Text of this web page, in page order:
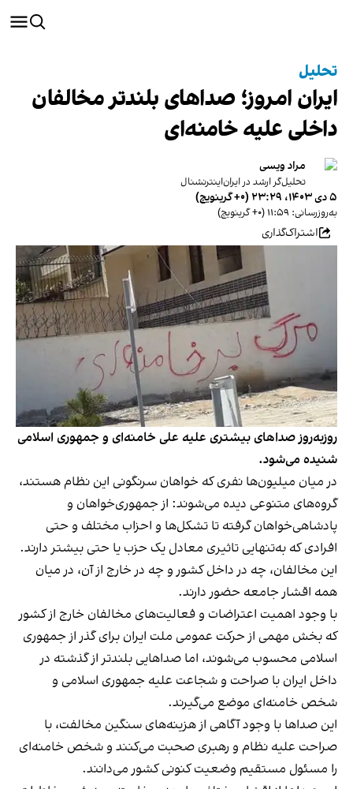
تحلیل
ایران امروز؛ صداهای بلندتر مخالفان
داخلی علیه خامنه‌ای
مراد ویسی
تحلیل‌گر ارشد در ایران‌اینترنشنال
۵ دی ۱۴۰۳، ۲۳:۲۹ (‎+۰ گرینویچ)
به‌روزرسانی: ۱۱:۵۹ (‎+۰ گرینویچ)
اشتراک‌گذاری
روزبه‌روز صداهای بیشتری علیه علی خامنه‌ای و جمهوری اسلامی
شنیده می‌شود.
در میان میلیون‌ها نفری که خواهان سرنگونی این نظام هستند،
گروه‌های متنوعی دیده می‌شوند: از جمهوری‌خواهان و
پادشاهی‌خواهان گرفته تا تشکل‌ها و احزاب مختلف و حتی
افرادی که به‌تنهایی تاثیری معادل یک حزب یا حتی بیشتر دارند.
این مخالفان، چه در داخل کشور و چه در خارج از آن، در میان
همه اقشار جامعه حضور دارند.
با وجود اهمیت اعتراضات و فعالیت‌های مخالفان خارج از کشور
که بخش مهمی از حرکت عمومی ملت ایران برای گذر از جمهوری
اسلامی محسوب می‌شوند، اما صداهایی بلندتر از گذشته در
داخل ایران با صراحت و شجاعت علیه جمهوری اسلامی و
شخص خامنه‌ای موضع می‌گیرند.
این صداها با وجود آگاهی از هزینه‌های سنگین مخالفت، با
صراحت علیه نظام و رهبری صحبت می‌کنند و شخص خامنه‌ای
را مسئول مستقیم وضعیت کنونی کشور می‌دانند.